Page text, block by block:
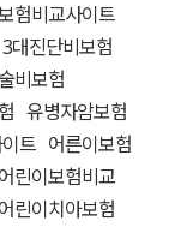
험비교사이트
3대진단비보험
비보험
유병자암보험
트 어른이보험
어린이보험비교
어린이치아보험